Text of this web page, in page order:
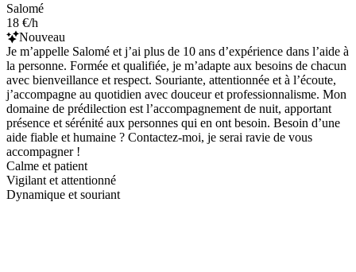
Salomé
18 €/h
Nouveau
Je m’appelle Salomé et j’ai plus de 10 ans d’expérience dans l’aide à
la personne. Formée et qualifiée, je m’adapte aux besoins de chacun
avec bienveillance et respect. Souriante, attentionnée et à l’écoute,
j’accompagne au quotidien avec douceur et professionnalisme. Mon
domaine de prédilection est l’accompagnement de nuit, apportant
présence et sérénité aux personnes qui en ont besoin. Besoin d’une
aide fiable et humaine ? Contactez-moi, je serai ravie de vous
accompagner !
Calme et patient
Vigilant et attentionné
Dynamique et souriant